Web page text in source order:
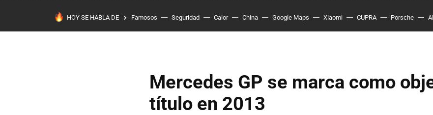
HOY SE HABLA DE Famosos Seguridad Calor China Google Maps Xiaomi CUPRA Porsche
Mercedes GP se marca como
título en 2013